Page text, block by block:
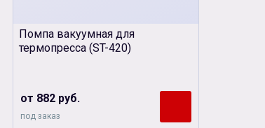
Помпа вакуумная для
термопресса (ST-420)
от 882 руб.
под заказ